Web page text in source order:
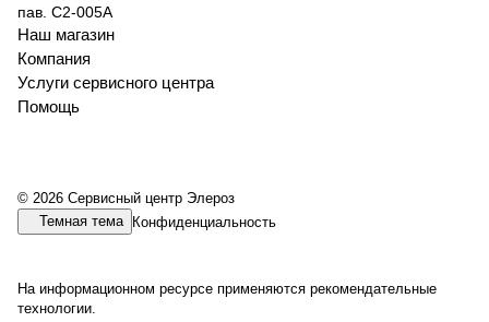
пав. C2-005A
Наш магазин
Компания
Услуги сервисного центра
Помощь
© 2026 Сервисный центр Элероз
Темная тема Конфиденциальность
На информационном ресурсе применяются рекомендательные
технологии.